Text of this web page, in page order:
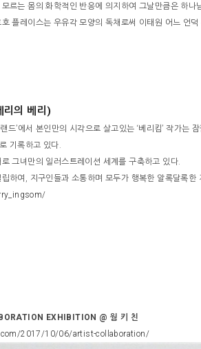
르는 몸의 화학적인 반응에 의지하여 그날만큼은 하나
플레이스는 우유각 모양의 독채로써 이태원 어느 언
리의 베리)
드’에서 본인만의 시각으로 살고있는 ‘베리킴’ 작가는
기록하고 있다.
그녀만의 일러스트레이션 세계를 구축하고 있다.
하여, 지구인들과 소통하며 모두가 행복한 알록달록한
EXHIBITION @ 웜 키 친
2017/10/06/artist-collaboration/